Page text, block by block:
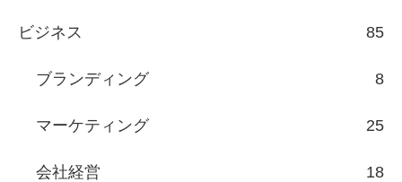
ビジネス 85
ブランディング 8
マーケティング 25
会社経営 18